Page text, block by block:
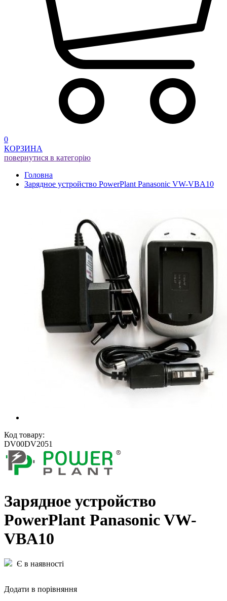
0
КОРЗИНА
повернутися в категорію
Головна
Зарядное устройство PowerPlant Panasonic VW-VBA10
Код товару:
DV00DV2051
Зарядное устройство
PowerPlant Panasonic VW-
VBA10
Є в наявності
Додати в порівняння